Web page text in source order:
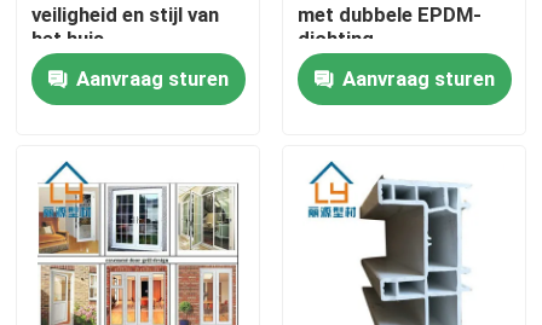
Kwaliteitscontrole
Contacteer ons
Verzoek om een Citaat
UPVC-Deurprofielen
UPVC-Vensterprofielen
veiligheid en stijl van
het huis
Aanvraag sturen
met dubbele EPDM-
dichting
Aanvraag sturen